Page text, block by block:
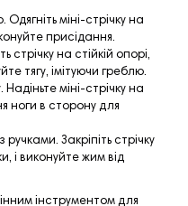
міні-стрічку на
присідання.
стрічку на стійкій опорі,
тягу, імітуючи греблю.
міні-стрічку на
ноги в сторону для
Закріпіть стрічку
і виконуйте жим від
інструментом для